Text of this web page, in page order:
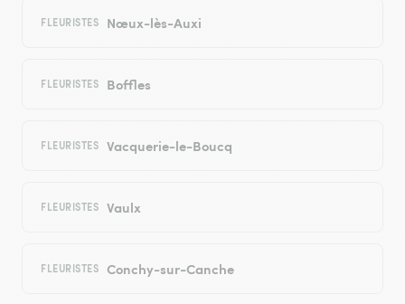
FLEURISTES Nœux-lès-Auxi
FLEURISTES Boffles
FLEURISTES Vacquerie-le-Boucq
FLEURISTES Vaulx
FLEURISTES Conchy-sur-Canche